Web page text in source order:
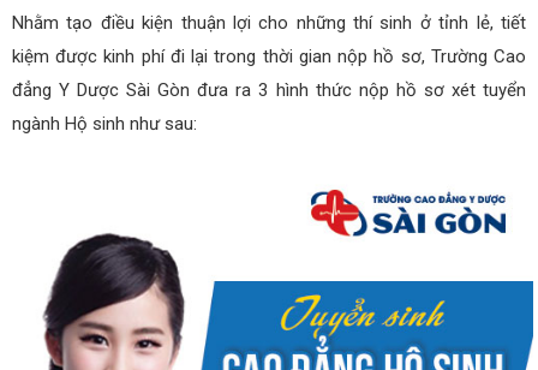
Nhằm tạo điều kiện thuận lợi cho những thí sinh ở tỉnh lẻ, tiết
kiệm được kinh phí đi lại trong thời gian nộp hồ sơ, Trường Cao
đẳng Y Dược Sài Gòn đưa ra 3 hình thức nộp hồ sơ xét tuyển
ngành Hộ sinh như sau: